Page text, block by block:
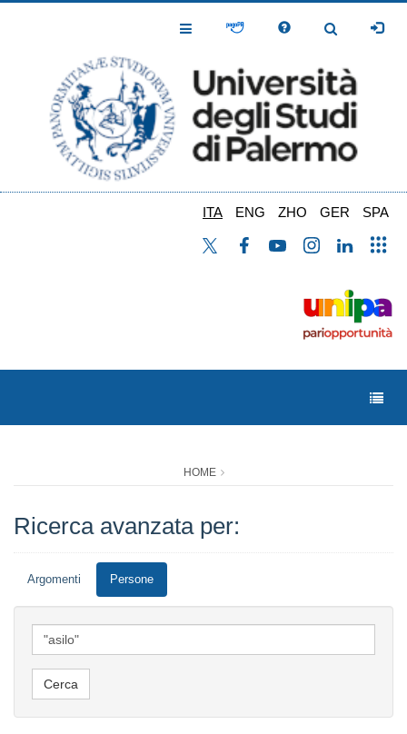
Toggle
Toggle
ITA ENG ZHO GER SPA
HOME
Ricerca avanzata per:
Argomenti Persone